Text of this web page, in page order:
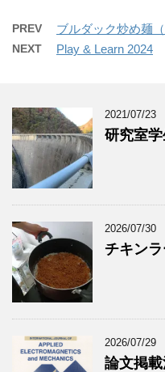
PREV ブルダック炒め麺（
NEXT Play & Learn 2024
2021/07/23
研究室
2026/07/30
チキン
2026/07/29
論文掲